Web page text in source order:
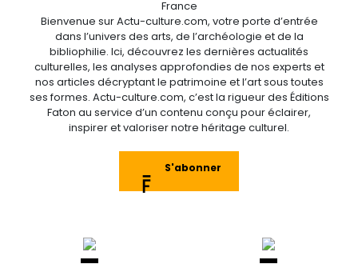
France
Bienvenue sur Actu-culture.com, votre porte d’entrée
dans l’univers des arts, de l’archéologie et de la
bibliophilie. Ici, découvrez les dernières actualités
culturelles, les analyses approfondies de nos experts et
nos articles décryptant le patrimoine et l’art sous toutes
ses formes. Actu-culture.com, c’est la rigueur des Éditions
Faton au service d’un contenu conçu pour éclairer,
inspirer et valoriser notre héritage culturel.
S'abonner